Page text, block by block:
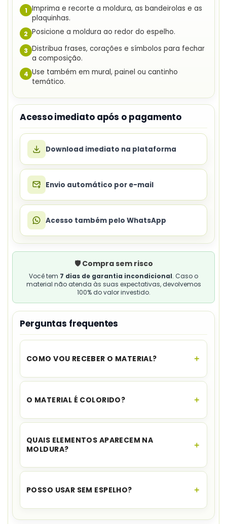
1 Imprima e recorte a moldura, as bandeirolas e as
plaquinhas.
2 Posicione a moldura ao redor do espelho.
3 Distribua frases, corações e símbolos para fechar
a composição.
4 Use também em mural, painel ou cantinho
temático.
Acesso imediato após o pagamento
Download imediato na plataforma
Envio automático por e-mail
Acesso também pelo WhatsApp
🛡️ Compra sem risco
Você tem 7 dias de garantia incondicional. Caso o
material não atenda às suas expectativas, devolvemos
100% do valor investido.
Perguntas frequentes
COMO VOU RECEBER O MATERIAL?
O acesso é instantâneo.Assim que o
para download no seu e-mail e no WhatsApp,
O MATERIAL É COLORIDO?
Não. O design épreto e branco no estilo
QUAIS ELEMENTOS APARECEM NA
MOLDURA?
Háfogueira, cacto, igreja, sanfona e
POSSO USAR SEM ESPELHO?